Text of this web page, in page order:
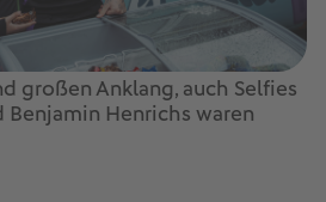
großen Anklang, auch Selfies
Benjamin Henrichs waren